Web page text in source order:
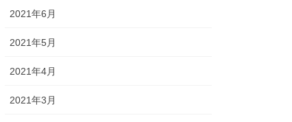
2021年6月
2021年5月
2021年4月
2021年3月